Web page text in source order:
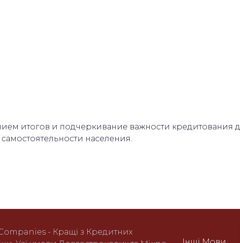
итогов и подчеркивание важности кредитования
населения.
- Кращі з Кредитних